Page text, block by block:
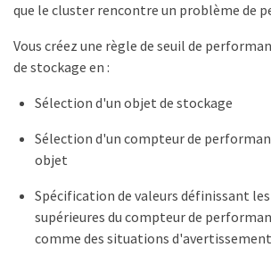
que le cluster rencontre un problème de
Vous créez une règle de seuil de
de stockage en :
Sélection d'un objet de stockage
Sélection d'un compteur de
objet
Spécification de valeurs définissant
supérieures du compteur de
comme des situations